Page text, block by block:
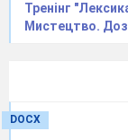
Тренінг
Мистецтво.
DOCX